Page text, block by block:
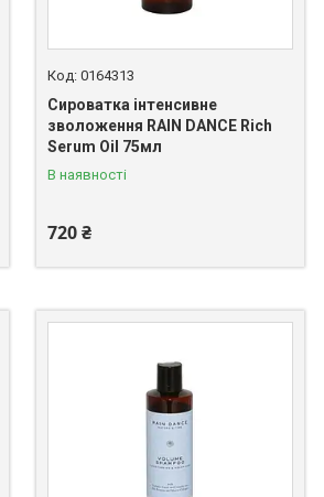
0164313
Сироватка інтенсивне
зволоження RAIN DANCE Rich
Serum Oil 75мл
В наявності
720 ₴